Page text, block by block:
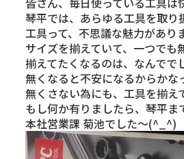
琴平では、あらゆる工具を取り
工具って、不思議な魅力があ
サイズを揃えていて、一つでも
揃えてたくなるのは、なんで
無くなると不安になるからかな
無くさない為にも、工具を揃え
もし何か有りましたら、琴平ま
本社営業課 菊池でした～(^_^)